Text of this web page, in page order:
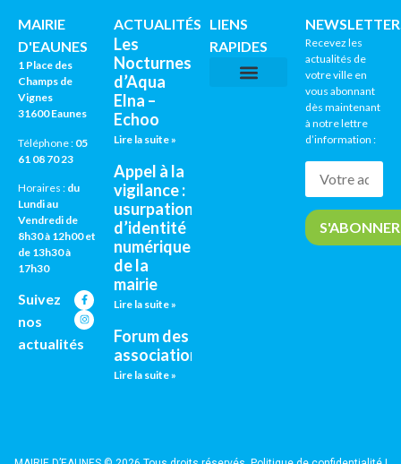
MAIRIE
D'EAUNES
1 Place des
Champs de
Vignes
31600 Eaunes
Téléphone : 05
61 08 70 23
Horaires : du
Lundi au
Vendredi de
8h30 à 12h00 et
de 13h30 à
17h30
Suivez
nos
actualités
ACTUALITÉS
Les
Nocturnes
d’Aqua
Elna –
Echoo
Lire la suite »
Appel à la
vigilance :
usurpation
d’identité
numérique
de la
mairie
Lire la suite »
Forum des
associations
Lire la suite »
LIENS
RAPIDES
Recevez les
actualités de
votre ville en
vous abonnant
dès maintenant
à notre lettre
d’information :